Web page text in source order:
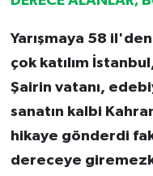
Yarışmaya 58
çok katılım
Şairin vatanı,
sanatın kalbi
hikaye gönderdi
dereceye